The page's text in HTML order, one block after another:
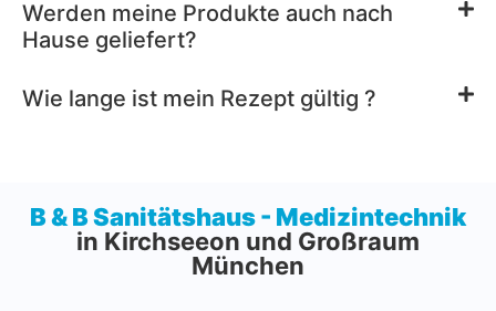
Werden meine Produkte auch nach
Hause geliefert?
Wie lange ist mein Rezept gültig ?
B & B Sanitätshaus - Medizintechnik
in Kirchseeon und Großraum
München